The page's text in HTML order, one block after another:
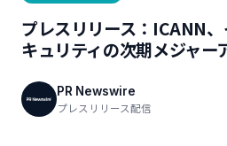
プレスリリース：ICANN
キュリティの次期メジャー
PR Newswire
プレスリリース配信